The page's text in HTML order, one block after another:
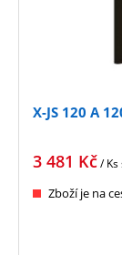
X-JS 120 A
3 481 Kč/ Ks
Zboží je na